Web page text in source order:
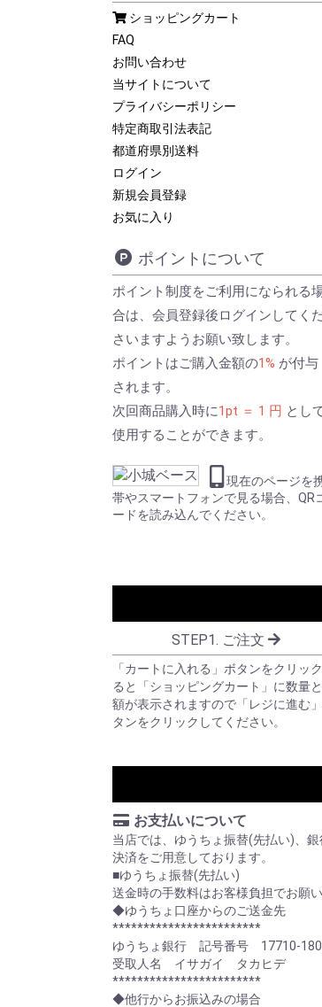
ショッピングカート
FAQ
お問い合わせ
当サイトについて
プライバシーポリシー
特定商取引法表記
都道府県別送料
ログイン
新規会員登録
お気に入り
ポイントについて
ポイント制度をご利用になられる
合は、会員登録後ログインしてく
さいますようお願い致します。
ポイントはご購入金額の1% が付与
されます。
次回商品購入時に1pt ＝ 1 円 とし
使用することができます。
現在のページを
帯やスマートフォンで見る場合、QR
ードを読み込んでください。
STEP1. ご注文
「カートに入れる」ボタンをクリッ
ると「ショッピングカート」に数量
額が表示されますので「レジに進む
タンをクリックしてください。
お支払いについて
当店では、ゆうちょ振替(先払い)、
決済をご用意しております。
■ゆうちょ振替(先払い)
送金時の手数料はお客様負担でお願い
◆ゆうちょ口座からのご送金先
************************
ゆうちょ銀行 記号番号 17710-
受取人名 イサガイ タカヒデ
************************
◆他行からお振込みの場合